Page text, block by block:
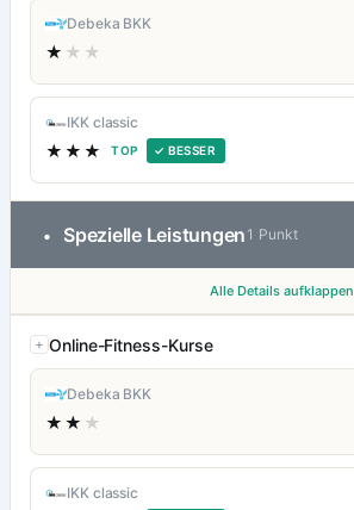
Debeka BKK
★ ★★
IKK classic
★★★ TOP ✓ BESSER
• Spezielle Leistungen 1 Punkt
Alle Details aufklappen
Online-Fitness-Kurse
Debeka BKK
★★ ★
IKK classic